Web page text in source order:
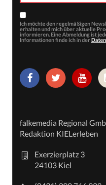
Ich möchte den regelmäßigen
erhalten und mich über aktuelle
informieren. Eine Abmeldung ist
Informationen finde ich in der
falkemedia Regional
Redaktion KIELerleben
Exerzierplatz 3
24103 Kiel